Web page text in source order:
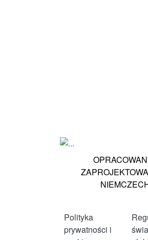
Polityka
prywatności i